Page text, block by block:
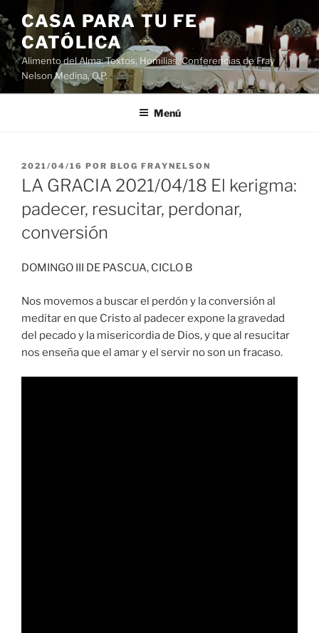
Saltar
al
contenido
CASA PARA TU FE
CATÓLICA
Alimento del Alma: Textos, Homilias, Conferencias de Fray
Nelson Medina, O.P.
Menú
PUBLICADO
EL
2021/04/16 POR BLOG FRAYNELSON
LA GRACIA 2021/04/18 El kerigma:
padecer, resucitar, perdonar,
conversión
DOMINGO III DE PASCUA, CICLO B
Nos movemos a buscar el perdón y la conversión al
meditar en que Cristo al padecer expone la gravedad
del pecado y la misericordia de Dios, y que al resucitar
nos enseña que el amar y el servir no son un fracaso.